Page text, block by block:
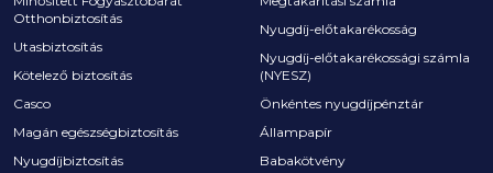
Otthonbiztosítás
Utasbiztosítás
Kötelező biztosítás
Casco
Magán egészségbiztosítás
Nyugdíjbiztosítás
Nyugdíj-előtakarékosság
Nyugdíj-előtakarékossági számla
(NYESZ)
Önkéntes nyugdíjpénztár
Állampapír
Babakötvény